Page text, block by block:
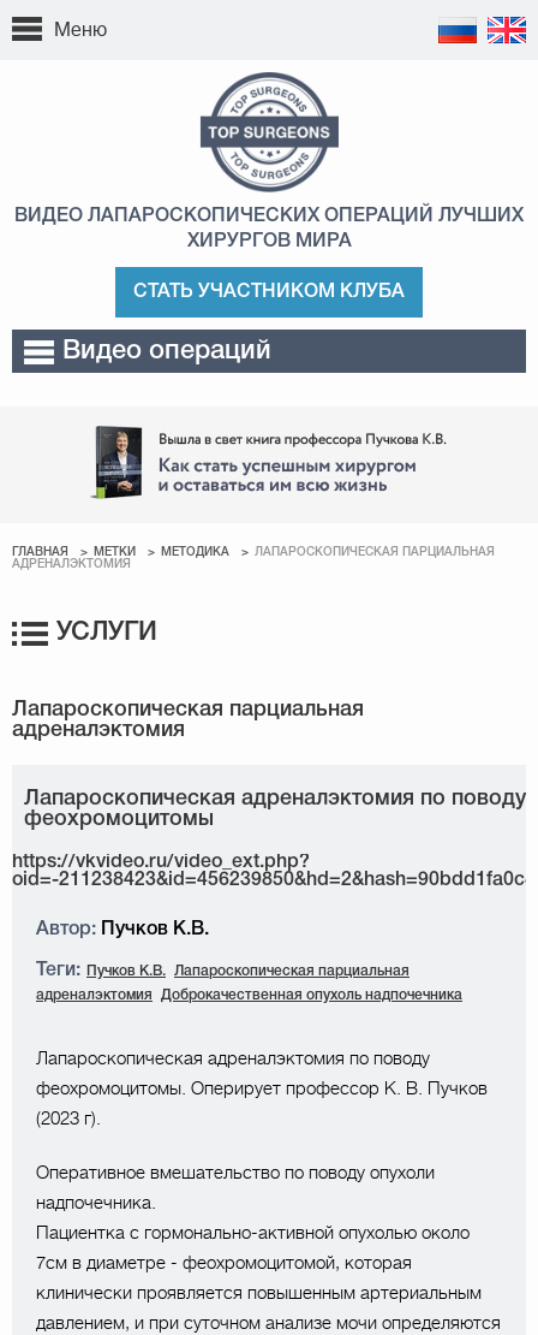
Меню
ВИДЕО ЛАПАРОСКОПИЧЕСКИХ ОПЕРАЦИЙ ЛУЧШИХ
ХИРУРГОВ МИРА
СТАТЬ УЧАСТНИКОМ КЛУБА
Видео операций
ГЛАВНАЯ МЕТКИ МЕТОДИКА
ЛАПАРОСКОПИЧЕСКАЯ ПАРЦИАЛЬНАЯ
АДРЕНАЛЭКТОМИЯ
УСЛУГИ
Лапароскопическая адреналэктомия по поводу
феохромоцитомы
https://vkvideo.ru/video_ext.php?
oid=-
Автор: Пучков К.В.
Теги: Пучков К.В.
Лапароскопическая парциальная
адреналэктомия
Доброкачественная опухоль надпочечника
Лапароскопическая адреналэктомия по поводу
феохромоцитомы. Оперирует профессор К. В. Пучков
(2023 г).
Оперативное вмешательство по поводу опухоли
надпочечника.
Пациентка с гормонально-активной опухолью около
7см в диаметре - феохромоцитомой, которая
клинически проявляется повышенным артериальным
давлением, и при суточном анализе мочи определяются